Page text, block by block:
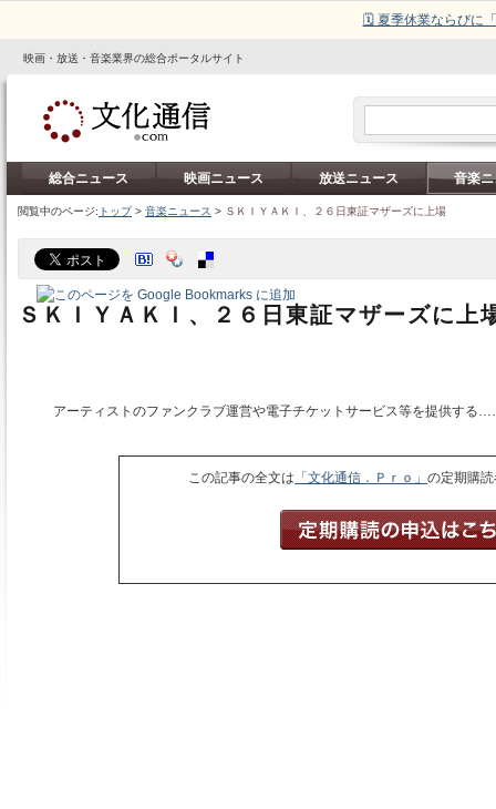
🗓️ 夏季休業ならびに
映画・放送・音楽業界の総合ポータルサイト
総合ニュース 映画ニュース 放送ニュース 音楽
閲覧中のページ: トップ> 音楽ニュース > ＳＫＩＹＡＫＩ、２６日東証マザーズに上場
ＳＫＩＹＡＫＩ、２６日東証マザーズに上
アーティストのファンクラブ運営や電子チケットサービス等を提供する
この記事の全文は 「文化通信．Ｐｒｏ」の定期購